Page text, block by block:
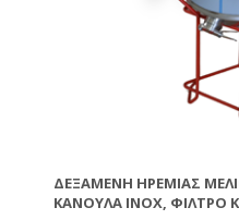
ΔΕΞΑΜΕΝΉ ΗΡΕΜΊΑΣ
ΚΆΝΟΥΛΑ INOX, ΦΊΛΤΡΟ